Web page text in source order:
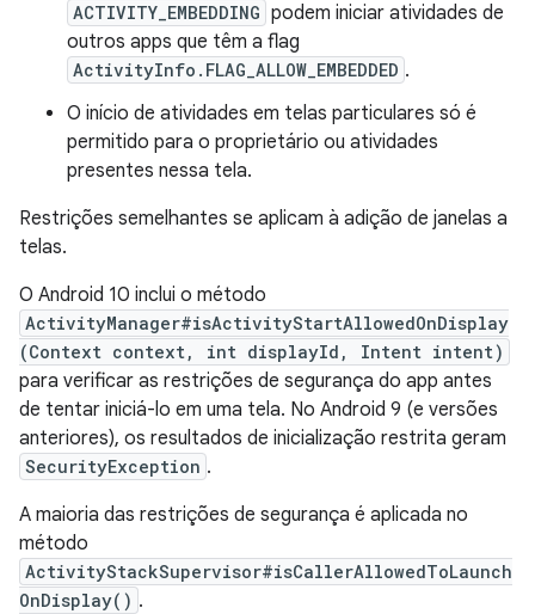
ACTIVITY_EMBEDDING podem iniciar atividades de
outros apps que têm a flag
ActivityInfo.FLAG_ALLOW_EMBEDDED .
O início de atividades em telas particulares só é
permitido para o proprietário ou atividades
presentes nessa tela.
Restrições semelhantes se aplicam à adição de janelas a
telas.
O Android 10 inclui o método
ActivityManager#isActivityStartAllowedOnDisplay
(Context context, int displayId, Intent intent)
para verificar as restrições de segurança do app antes
de tentar iniciá-lo em uma tela. No Android 9 (e versões
anteriores), os resultados de inicialização restrita geram
SecurityException .
A maioria das restrições de segurança é aplicada no
método
ActivityStackSupervisor#isCallerAllowedToLaunch
OnDisplay() .